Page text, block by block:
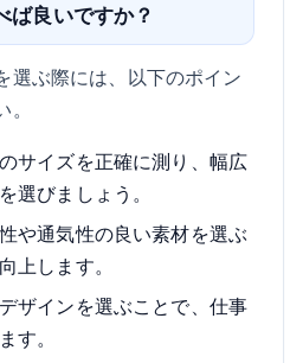
ば良いですか？
選ぶ際には、以下のポイン
サイズを正確に測り、幅広
選びましょう。
や通気性の良い素材を選ぶ
上します。
ザインを選ぶことで、仕事
す。